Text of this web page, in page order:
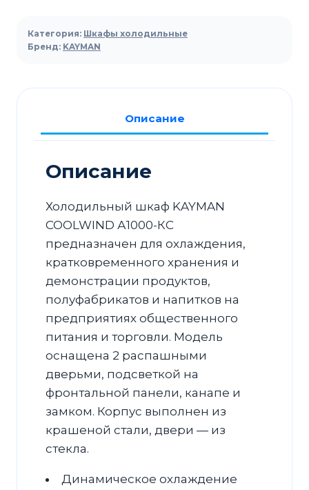
холодильный
KAYMAN
А1000-
КС
Категория: Шкафы холодильные
Бренд: KAYMAN
Описание
Описание
Холодильный шкаф KAYMAN
COOLWIND А1000-КС
предназначен для охлаждения,
кратковременного хранения и
демонстрации продуктов,
полуфабрикатов и напитков на
предприятиях общественного
питания и торговли. Модель
оснащена 2 распашными
дверьми, подсветкой на
фронтальной панели, канапе и
замком. Корпус выполнен из
крашеной стали, двери — из
стекла.
Динамическое охлаждение